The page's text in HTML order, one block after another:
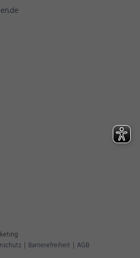
| Barrierefreiheit | AGB